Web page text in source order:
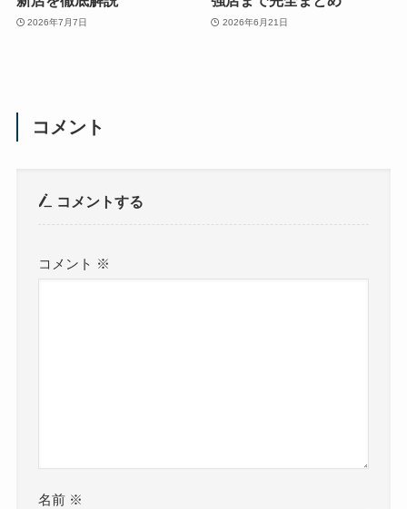
2026年7月7日 2026年6月21日
コメント
コメントする
コメント ※
名前 ※